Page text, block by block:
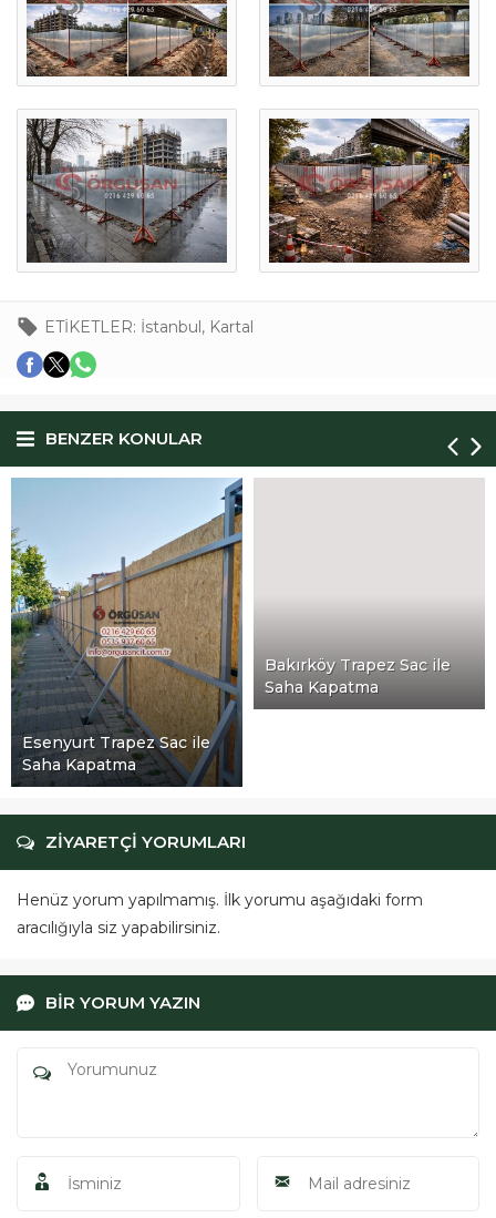
ETİKETLER: İstanbul, Kartal
BENZER KONULAR
ile
Bakırköy Trapez Sac ile
Saha Kapatma
ZİYARETÇİ YORUMLARI
Henüz yorum yapılmamış. İlk yorumu aşağıdaki form
aracılığıyla siz yapabilirsiniz.
BİR YORUM YAZIN